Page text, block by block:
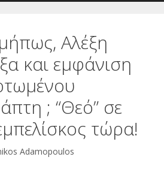
Αλέξη
και εμφάνιση
; “Θεό” σε
τώρα!
Adamopoulos